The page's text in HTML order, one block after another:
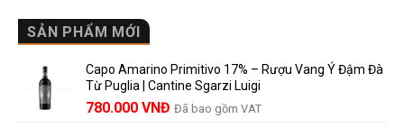
lựa
chọn
đáng
nhãn
rượu
vang
Được
Bao
Lâu?
SẢN PHẨM MỚI
Capo Amarino Primitivo 17% – Rượu Vang Ý Đậm Đà
Từ Puglia | Cantine Sgarzi Luigi
Giá
780.000 VNĐ Giá
Đã bao gồm VAT